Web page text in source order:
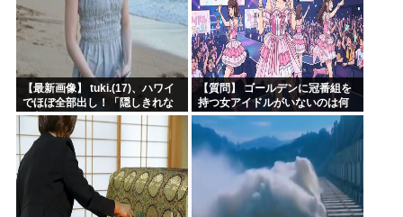
【最新画像】 tuki.(17)、ハワイ
でほぼ全部出し！「隠しきれな
い美貌」とSNSざわつく
【質問】 ゴールデンに冠番組を
持つ女アイドルがいないのは何
故なのか？